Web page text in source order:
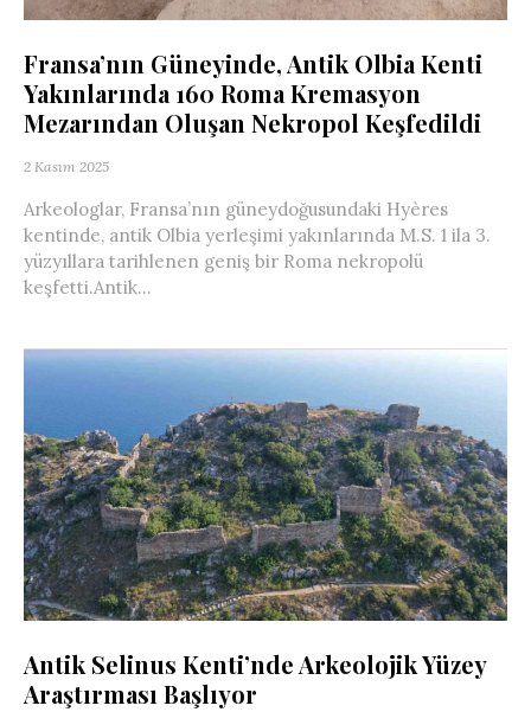
Fransa’nın Güneyinde, Antik Olbia Kenti
Yakınlarında 160 Roma Kremasyon
Mezarından Oluşan Nekropol Keşfedildi
2 Kasım 2025
Arkeologlar, Fransa’nın güneydoğusundaki Hyères
kentinde, antik Olbia yerleşimi yakınlarında M.S. 1 ila 3.
yüzyıllara tarihlenen geniş bir Roma nekropolü
keşfetti.Antik...
Antik Selinus Kenti’nde Arkeolojik Yüzey
Araştırması Başlıyor